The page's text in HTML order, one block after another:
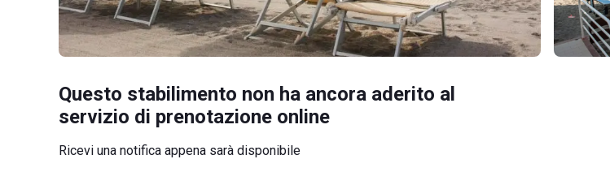
Questo stabilimento non ha ancora aderito al
servizio di prenotazione online
Ricevi una notifica appena sarà disponibile